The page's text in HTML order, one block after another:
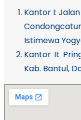
Kantor I:
Istimewa
Kantor II:
Kab. Bantul,